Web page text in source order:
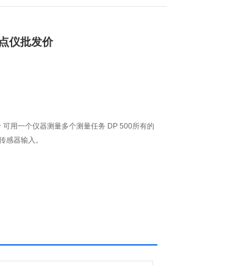
仪批发价
用一个仪器测量多个测量任务 DP 500所有的
感器输入。